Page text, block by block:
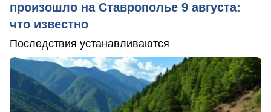
произошло на Ставрополье 9 августа:
что известно
Последствия устанавливаются